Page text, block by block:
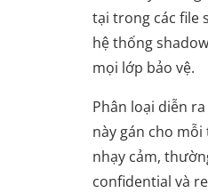
tại trong các file
hệ thống
mọi lớp bảo vệ.
Phân loại diễn
này gán cho
nhạy cảm,
confidential và